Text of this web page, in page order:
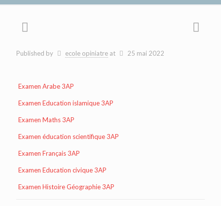
Published by ecole opiniatre at 25 mai 2022
Examen Arabe 3AP
Examen Education islamique 3AP
Examen Maths 3AP
Examen éducation scientifique 3AP
Examen Français 3AP
Examen Education civique 3AP
Examen Histoire Géographie 3AP